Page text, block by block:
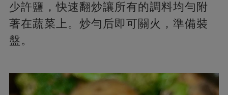
少許鹽，快速翻炒讓所有的調料均勻附
著在蔬菜上。炒勻后即可關火，準備裝
盤。